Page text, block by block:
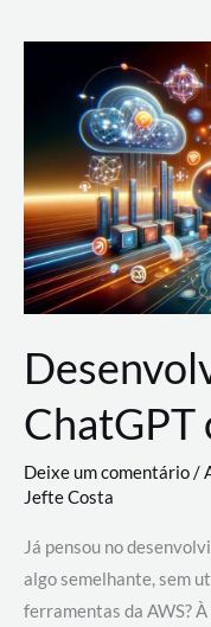
Nuvem:
Google
Cloud,
AWS
e
Azure
ChatGPT
Deixe um comentário/
Jefte Costa
Já pensou no
algo semelhante, sem
ferramentas da AWS?